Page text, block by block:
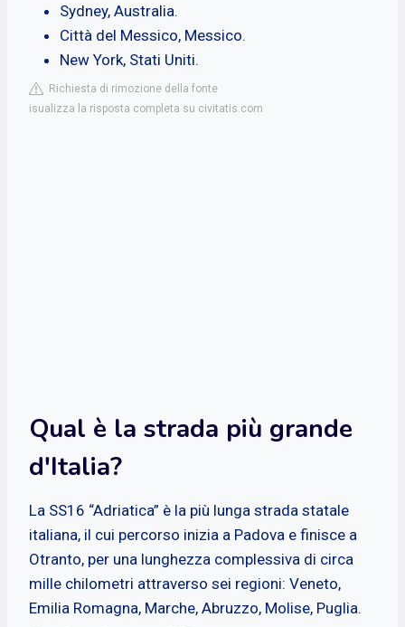
Sydney, Australia.
Città del Messico, Messico.
New York, Stati Uniti.
Richiesta di rimozione della fonte
isualizza la risposta completa su civitatis.com
Qual è la strada più grande
d'Italia?
La SS16 “Adriatica” è la più lunga strada statale
italiana, il cui percorso inizia a Padova e finisce a
Otranto, per una lunghezza complessiva di circa
mille chilometri attraverso sei regioni: Veneto,
Emilia Romagna, Marche, Abruzzo, Molise, Puglia.